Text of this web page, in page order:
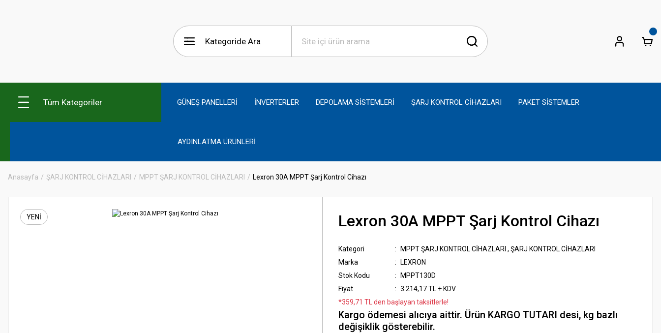
Tüm Kategoriler GÜNEŞ PANELLERİ İNVERTERLER DEPOLAMA SİSTEMLERİ ŞARJ KONTROL CİHAZLARI PAKET SİSTEMLER
AYDINLATMA ÜRÜNLERİ
Anasayfa ŞARJ KONTROL CİHAZLARI MPPT ŞARJ KONTROL CİHAZLARI Lexron 30A MPPT Şarj Kontrol Cihazı
YENİ Lexron 30A MPPT Şarj Kontrol Cihazı
Kategori MPPT ŞARJ KONTROL CİHAZLARI , ŞARJ KONTROL CİHAZLARI
Marka
LEXRON
Stok Kodu
MPPT130D
Fiyat
3.214,17 TL + KDV
*359,71 TL den başlayan taksitlerle!
Kargo ödemesi alıcıya aittir. Ürün KARGO TUTARI desi, kg bazlı
değişiklik gösterebilir.